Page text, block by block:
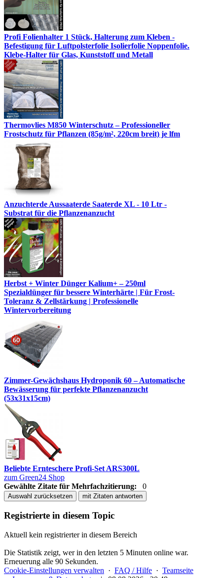
Profi Folienhalter 1 Stück, Halterung zum Kleben -
Befestigung für Luftpolsterfolie Isolierfolie Noppenfolie.
Klebe-Halter für Glas, Kunststoff und Metall
Thermovlies M850 Winterschutz – Professioneller
Frostschutz für Pflanzen (85g/m², 220cm breit) je lfm
Anzuchterde Aussaaterde Saaterde XL - 10 Ltr -
Substrat für die Pflanzenanzucht
Herbst + Winter Dünger Kalium+ – 250ml
Spezialdünger für bessere Winterhärte | Für Frost-
Toleranz & Zellstärkung | Professionelle
Wintervorbereitung
Zimmer-Gewächshaus Hydroponik 60 – Automatische
Bewässerung für perfekte Pflanzenanzucht
(53x31x15cm)
Beliebte Ernteschere Profi-Set ARS300L
zum Green24 Shop
Gewählte Zitate für Mehrfachzitierung:
0
Auswahl zurücksetzen mit Zitaten antworten
Registrierte in diesem Topic
Aktuell kein registrierter in diesem Bereich
Die Statistik zeigt, wer in den letzten 5 Minuten online war.
Erneuerung alle 90 Sekunden.
Cookie-Einstellungen verwalten · FAQ / Hilfe · Teamseite